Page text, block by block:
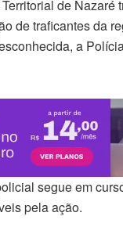
de Nazaré
de traficantes da
a
segue em
pela ação.